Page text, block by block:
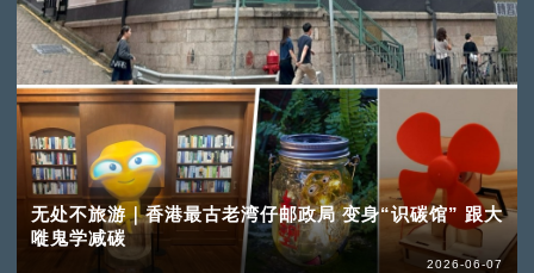
无处不旅游｜香港最古老湾仔邮政局 变身“识碳馆” 跟大
嘥鬼学减碳
2026-06-07